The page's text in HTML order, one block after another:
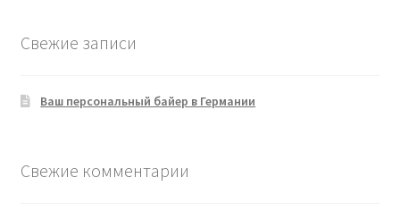
Свежие записи
Ваш персональный байер в Германии
Свежие комментарии